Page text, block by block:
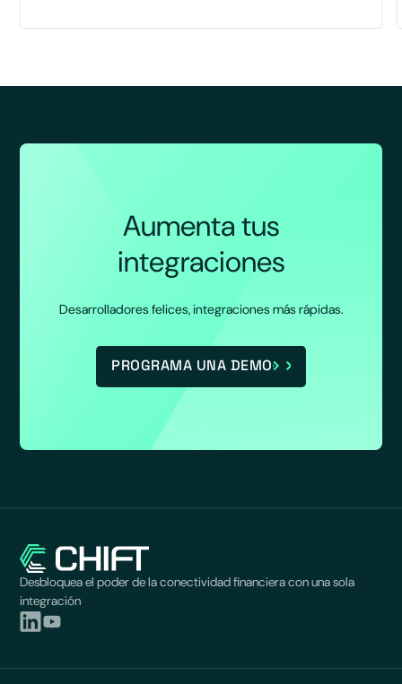
Aumenta tus
integraciones
Desarrolladores felices, integraciones más rápidas.
PROGRAMA UNA DEMO
Desbloquea el poder de la conectividad financiera con una sola
integración